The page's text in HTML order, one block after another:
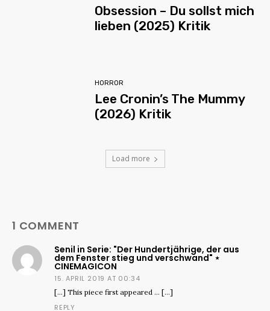
Obsession – Du sollst mich
lieben (2025) Kritik
HORROR
Lee Cronin’s The Mummy
(2026) Kritik
Load more
1 COMMENT
Senil in Serie: "Der Hundertjährige, der aus
dem Fenster stieg und verschwand" ⋆
CINEMAGICON
15. APRIL 2019 AT 00:34
[…] This piece first appeared … […]
REPLY